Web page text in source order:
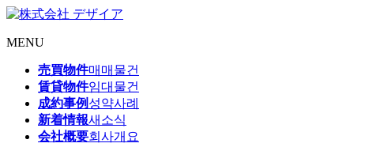
MENU
売買物件매매물건
賃貸物件임대물건
成約事例 성약사례
新着情報새소식
会社概要회사개요